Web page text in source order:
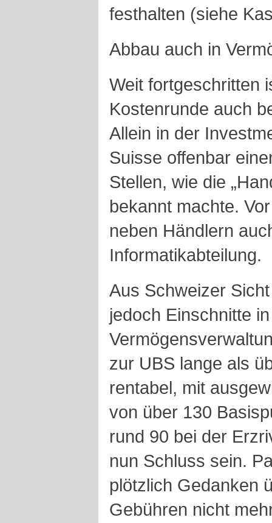
festhalten (siehe
Abbau auch in
Weit fortgeschritten
Kostenrunde auch
Allein in der
Suisse offenbar
Stellen, wie die
bekannt machte.
neben Händlern
Informatikabteilung.
Aus Schweizer
jedoch Einschnitte
zur UBS lange als
rentabel, mit
von über 130
rund 90 bei der
nun Schluss sein.
plötzlich Gedanken
Gebühren nicht